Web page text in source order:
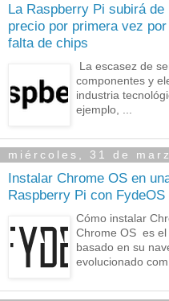
La Raspberry Pi subirá de
precio por primera vez
falta de chips
La escasez de
componentes y
industria
ejemplo, ...
miércoles, 31 de
Instalar Chrome OS en
Raspberry Pi con FydeOS
Cómo instalar
Chrome OS es el
basado en su
evolucionado